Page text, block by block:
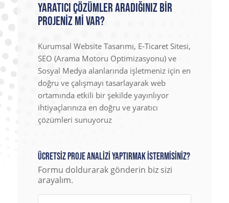
Yaratıcı Çözümler Aradığınız Bir
Projeniz mi Var?
Kurumsal Website Tasarımı, E-Ticaret Sitesi,
SEO (Arama Motoru Optimizasyonu) ve
Sosyal Medya alanlarında işletmeniz için en
doğru ve çalışmayı tasarlayarak web
ortamında etkili bir şekilde yayınlıyor
ihtiyaçlarınıza en doğru ve yaratıcı
çözümleri sunuyoruz
Ücretsiz Proje Analizi Yaptırmak İstermisiniz?
Formu doldurarak gönderin biz sizi
arayalım.